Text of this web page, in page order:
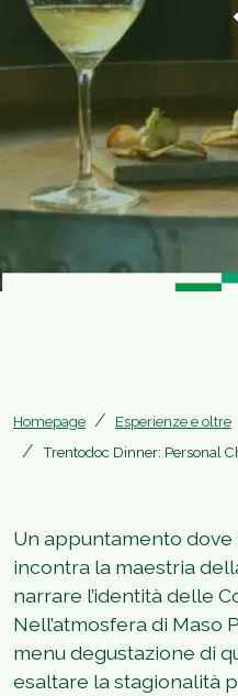
Homepage
Esperienze e oltre
Trentodoc Dinner: Personal
Un appuntamento dove
incontra la maestria
narrare l’identità delle
Nell’atmosfera di Maso
menu degustazione di
esaltare la stagionalità